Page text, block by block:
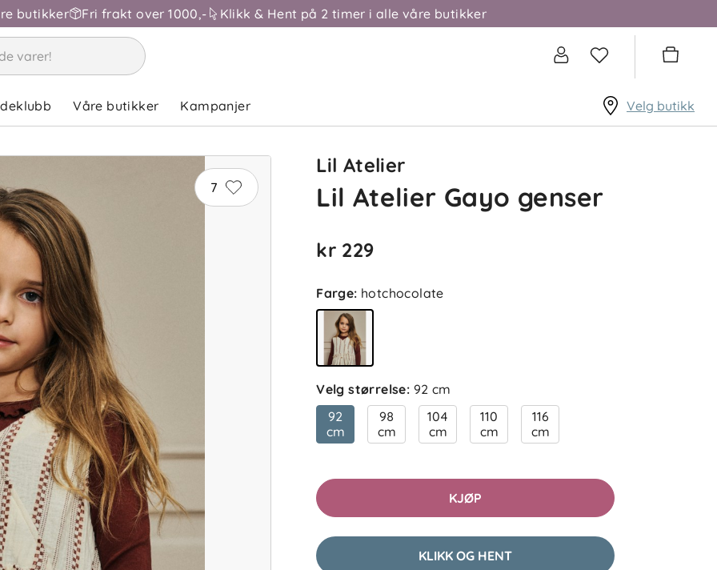
butikker Fri frakt over 1000,- Klikk & Hent på 2 timer i alle våre butikker
Våre butikker Kampanjer Velg butikk
7
Lil Atelier
Lil Atelier Gayo genser
kr 229
Farge: hotchocolate
Velg størrelse: 92 cm
92
cm
98
cm
104
cm
110
cm
116
cm
KJØP
KLIKK OG HENT